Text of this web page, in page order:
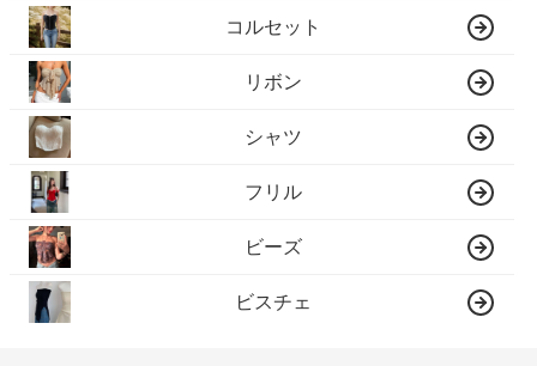
コルセット
リボン
シャツ
フリル
ビーズ
ビスチェ